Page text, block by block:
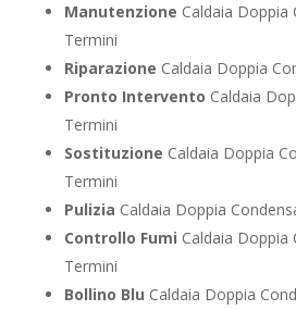
Manutenzione Caldaia Doppia
Termini
Riparazione Caldaia Doppia
Pronto Intervento Caldaia
Termini
Sostituzione Caldaia Doppia
Termini
Pulizia Caldaia Doppia
Controllo Fumi Caldaia Doppia
Termini
Bollino Blu Caldaia Doppia